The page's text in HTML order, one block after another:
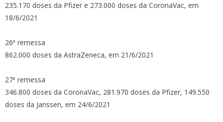
235.170 doses da Pfizer e 273.000 doses da CoronaVac, em
18/6/2021
26ª remessa
862.000 doses da AstraZeneca, em 21/6/2021
27ª remessa
346.800 doses da CoronaVac, 281.970 doses da Pfizer, 149.550
doses da Janssen, em 24/6/2021